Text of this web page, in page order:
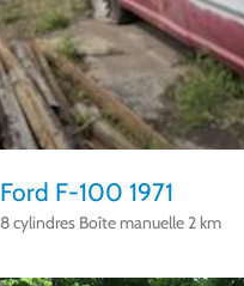
Ford F-100 1971
8 cylindres Boîte manuelle 2 km